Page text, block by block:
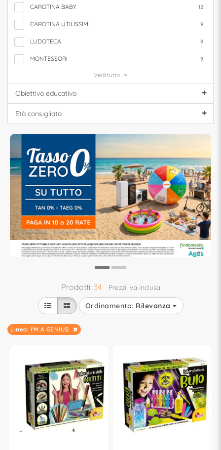
12
CAROTINA BABY
9
CAROTINA UTILISSIMI
9
LUDOTECA
9
MONTESSORI
Vedi tutto
Obiettivo educativo
Età consigliata
Prodotti: 34 Prezzi iva inclusa
Ordinamento: Rilevanza
Linea: I'M A GENIUS